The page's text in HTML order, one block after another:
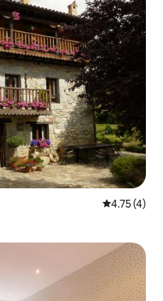
レビュー4
4.75 (4)